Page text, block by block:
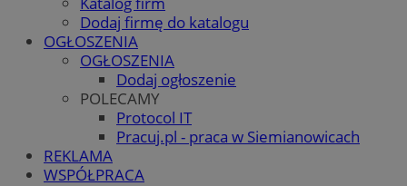
Dodaj firmę do katalogu
OGŁOSZENIA
OGŁOSZENIA
Dodaj ogłoszenie
POLECAMY
Protocol IT
Pracuj.pl - praca w Siemianowicach
REKLAMA
WSPÓŁPRACA